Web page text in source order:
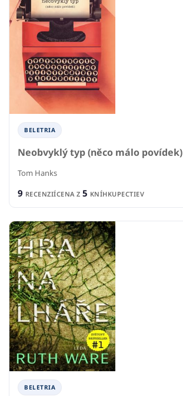
BELETRIA
Neobvyklý typ (něco málo povídek)
Tom Hanks
9 RECENZIÍCENA Z 5 KNÍHKUPECTIEV
BELETRIA